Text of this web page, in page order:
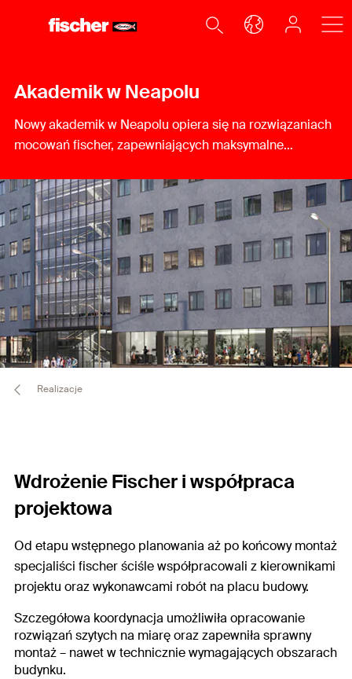
Akademik w Neapolu
Nowy akademik w Neapolu opiera się na rozwiązaniach
mocowań fischer, zapewniających maksymalne
Realizacje
Wdrożenie Fischer i współpraca
projektowa
Od etapu wstępnego planowania aż po końcowy montaż
specjaliści fischer ściśle współpracowali z kierownikami
projektu oraz wykonawcami robót na placu budowy.
Szczegółowa koordynacja umożliwiła opracowanie
rozwiązań szytych na miarę oraz zapewniła sprawny
montaż – nawet w technicznie wymagających obszarach
budynku.